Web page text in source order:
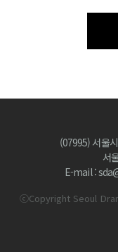
(07995) 서울
서
E-mail :
ⓒCopyright Seoul